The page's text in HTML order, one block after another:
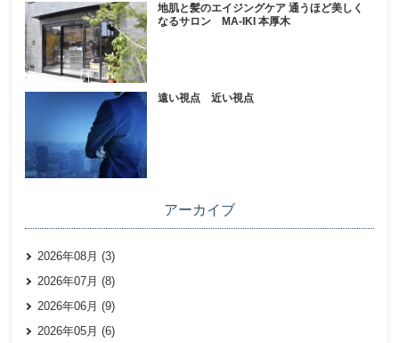
地肌と髪のエイジングケア 通うほど美しく
なるサロン MA-IKI 本厚木
遠い視点 近い視点
アーカイブ
2026年08月 (3)
2026年07月 (8)
2026年06月 (9)
2026年05月 (6)